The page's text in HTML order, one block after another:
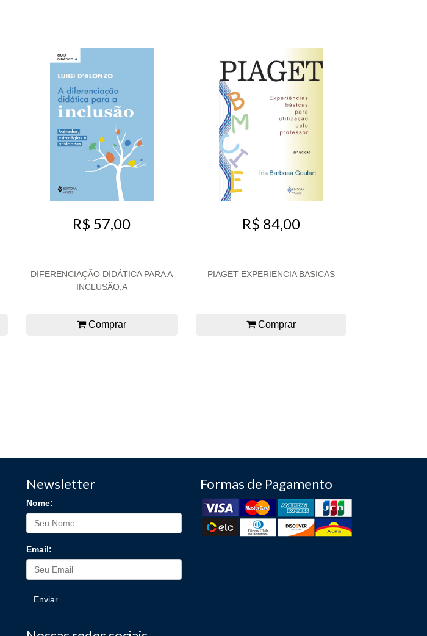
R$ 57,00
DIFERENCIAÇÃO DIDÁTICA PARA A
INCLUSÃO,A
Comprar
R$ 84,00
PIAGET EXPERIENCIA BASICAS
Comprar
Newsletter
Nome:
Email:
Enviar
Formas de Pagamento